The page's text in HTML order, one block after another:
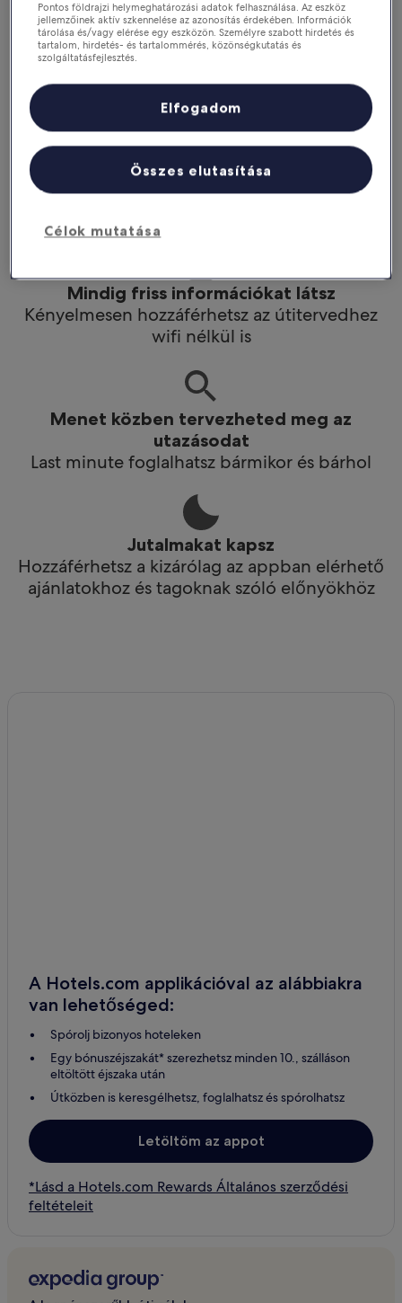
Miért érdemes letölteni az
applikációnkat?
Még többet spórolhatsz
Az applikációban kedvezményeket kapsz
Mindig friss információkat látsz
Kényelmesen hozzáférhetsz az útitervedhez
wifi nélkül is
Menet közben tervezheted meg az
utazásodat
Last minute foglalhatsz bármikor és bárhol
Jutalmakat kapsz
Hozzáférhetsz a kizárólag az appban elérhető
ajánlatokhoz és tagoknak szóló előnyökhöz
A Hotels.com applikációval az alábbiakra
van lehetőséged:
Spórolj bizonyos hoteleken
Egy bónuszéjszakát* szerezhetsz minden 10., szálláson
eltöltött éjszaka után
Útközben is keresgélhetsz, foglalhatsz és spórolhatsz
Letöltöm az appot
*Lásd a Hotels.com Rewards Általános szerződési
feltételeit
Pontos földrajzi helymeghatározási adatok felhasználása. Az eszköz
jellemzőinek aktív szkennelése az azonosítás érdekében. Információk
tárolása és/vagy elérése egy eszközön. Személyre szabott hirdetés és
tartalom, hirdetés- és tartalommérés, közönségkutatás és
szolgáltatásfejlesztés.
Célok mutatása
Összes elutasítása
Elfogadom